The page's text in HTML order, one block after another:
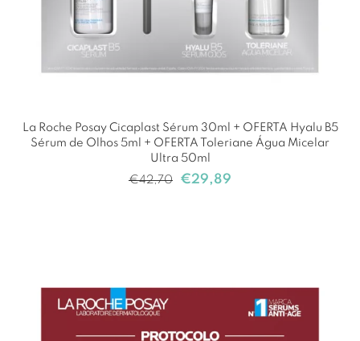
La Roche Posay Cicaplast Sérum 30ml + OFERTA Hyalu B5
Sérum de Olhos 5ml + OFERTA Toleriane Água Micelar
Ultra 50ml
€42,70 €29,89